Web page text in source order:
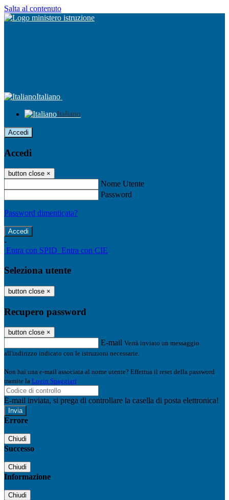
Salta al contenuto
Italiano
Italiano
Accedi
Accedi
button close ×
Nome Utente
Password
Password dimenticata?
-
Entra con SPID Entra con CIE
Seleziona utente
button close ×
Recupero password
button close ×
E-mail Verrà inviato un messaggio
all'indirizzo indicato con le istruzioni necessarie.
Non hai una e-mail associata al nome utente? Effettua il reset della password
tramite la Login Spaggiari
E-mail inviata, si prega di controllare la casella di posta elettronica!
Errore
Chiudi
Successo
Chiudi
Informazione
Chiudi